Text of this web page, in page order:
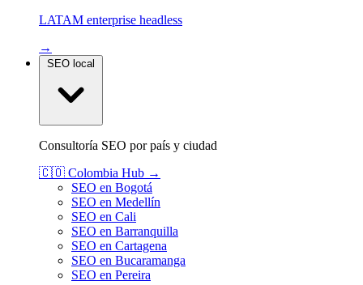
LATAM enterprise headless
→
Consultoría SEO por país y ciudad
🇨🇴 Colombia Hub →
SEO en Bogotá
SEO en Medellín
SEO en Cali
SEO en Barranquilla
SEO en Cartagena
SEO en Bucaramanga
SEO en Pereira